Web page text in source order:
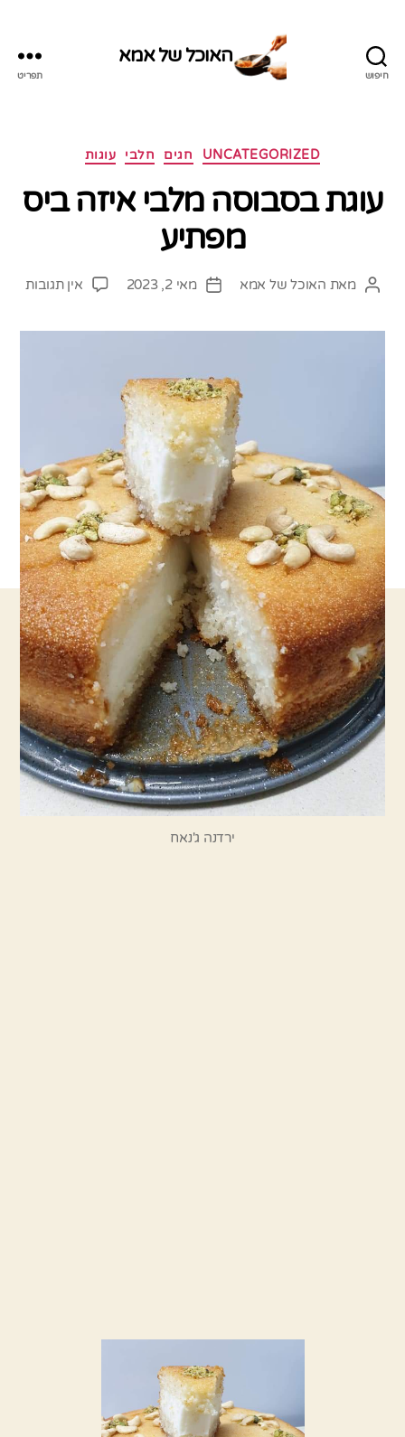
חיפוש
האוכל של אמא
תפריט
קטגוריות UNCATEGORIZED חגים חלבי עוגות
עוגת בסבוסה מלבי איזה ביס
מפתיע
המחבר
מאת האוכל של אמא
תאריך
מאי 2, 2023 אין תגובותעל
ירדנה ג'נאח